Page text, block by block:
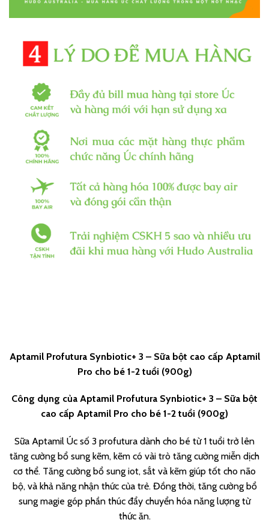
Aptamil Profutura Synbiotic+ 3 – Sữa bột cao cấp Aptamil
Pro cho bé 1-2 tuổi (900g)
Công dụng của Aptamil Profutura Synbiotic+ 3 – Sữa bột
cao cấp Aptamil Pro cho bé 1-2 tuổi (900g)
Sữa Aptamil Úc số 3 profutura dành cho bé từ 1 tuổi trở lên
tăng cường bổ sung kẽm, kẽm có vài trò tăng cường miễn dịch
cơ thể. Tăng cường bổ sung iot, sắt và kẽm giúp tốt cho não
bộ, và khả năng nhận thức của trẻ. Đồng thời, tăng cường bổ
sung magie góp phần thúc đẩy chuyển hóa năng lượng từ
thức ăn.